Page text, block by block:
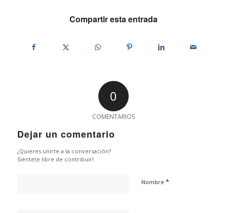
Compartir esta entrada
0
COMENTARIOS
Dejar un comentario
¿Quieres unirte a la conversación?
Siéntete libre de contribuir!
Nombre *